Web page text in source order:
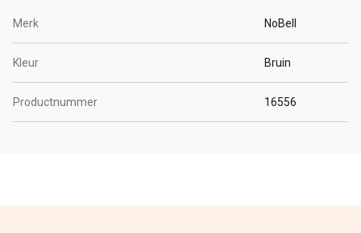
Merk NoBell
Kleur Bruin
Productnummer 16556